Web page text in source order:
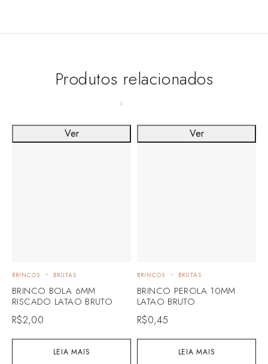
Produtos relacionados
LEIA MAIS
BRINCOS BRUTAS
BRINCO BOLA 6MM
RISCADO LATAO BRUTO
R$2,00
Ver
LEIA MAIS
BRINCOS BRUTAS
BRINCO PEROLA 10MM
LATAO BRUTO
R$0,45
Ver